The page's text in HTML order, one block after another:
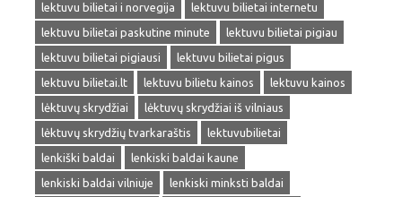
lektuvu bilietai i norvegija
lektuvu bilietai internetu
lektuvu bilietai paskutine minute
lektuvu bilietai pigiau
lektuvu bilietai pigiausi
lektuvu bilietai pigus
lektuvu bilietai.lt
lektuvu bilietu kainos
lektuvu kainos
lėktuvų skrydžiai
lėktuvų skrydžiai iš vilniaus
lėktuvų skrydžių tvarkaraštis
lektuvubilietai
lenkiški baldai
lenkiski baldai kaune
lenkiski baldai vilniuje
lenkiski minksti baldai